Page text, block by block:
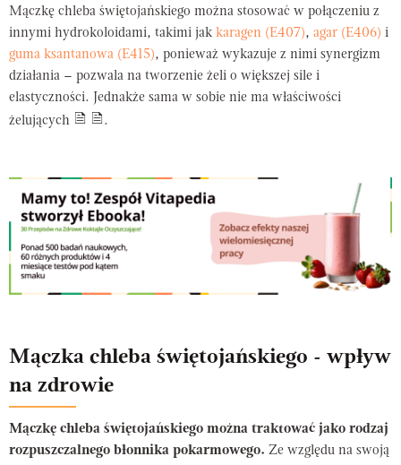
Mączkę chleba świętojańskiego można stosować w połączeniu z
innymi hydrokoloidami, takimi jak karagen (E407), agar (E406) i
guma ksantanowa (E415), ponieważ wykazuje z nimi synergizm
działania – pozwala na tworzenie żeli o większej sile i
elastyczności. Jednakże sama w sobie nie ma właściwości
żelujących
.
Mączka chleba świętojańskiego - wpływ
na zdrowie
Mączkę chleba świętojańskiego można traktować jako rodzaj
rozpuszczalnego błonnika pokarmowego. Ze względu na swoją